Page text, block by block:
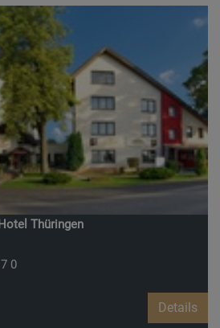
Thüringen
0
Details